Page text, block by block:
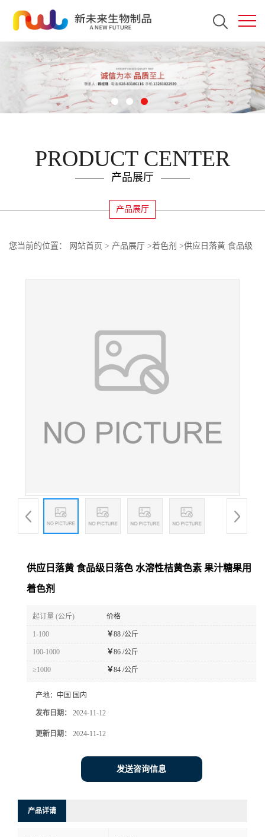
PRODUCT CENTER
产品展厅
产品展厅
您当前的位置： 网站首页 > 产品展厅 >着色剂 >供应日落黄 食品级
供应日落黄 食品级日落色 水溶性桔黄色素 果汁糖果用
着色剂
起订量 (公斤) 价格
1-100 ￥88 /公斤
100-1000 ￥86 /公斤
≥1000 ￥84 /公斤
产地： 中国 国内
发布日期： 2024-11-12
更新日期： 2024-11-12
发送咨询信息
产品详请